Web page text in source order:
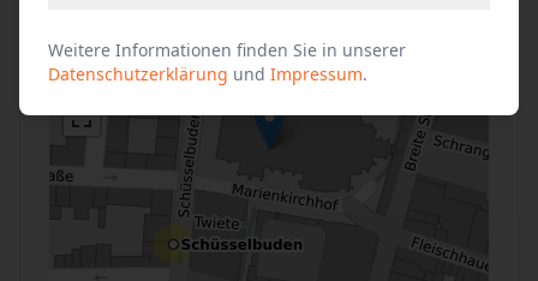
−
Weitere Informationen finden Sie in unserer
Datenschutzerklärung und Impressum.